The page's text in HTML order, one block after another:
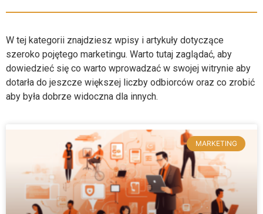
W tej kategorii znajdziesz wpisy i artykuły dotyczące
szeroko pojętego marketingu. Warto tutaj zaglądać, aby
dowiedzieć się co warto wprowadzać w swojej witrynie aby
dotarła do jeszcze większej liczby odbiorców oraz co zrobić
aby była dobrze widoczna dla innych.
MARKETING